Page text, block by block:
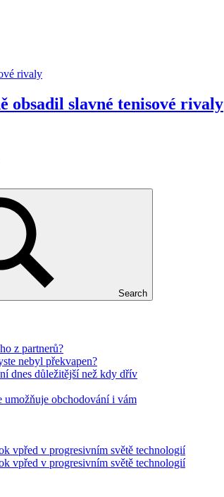
obsadil slavné tenisové rivaly
Search
z partnerů?
nebyl překvapen?
dnes důležitější než kdy dřív
obchodování i vám
vpřed v progresivním světě technologií
vpřed v progresivním světě technologií